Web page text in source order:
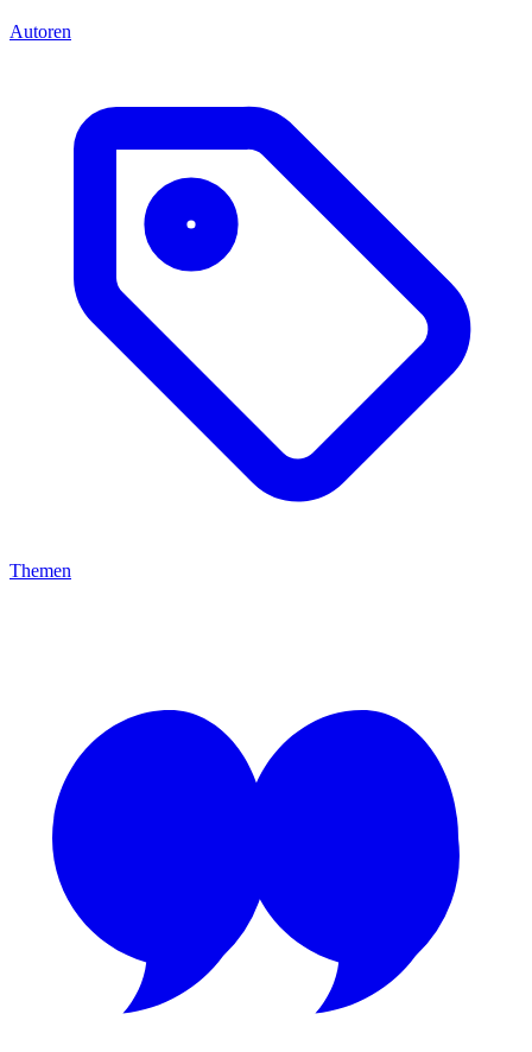
Autoren
Themen